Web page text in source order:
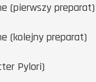
(pierwszy preparat)
(kolejny preparat)
Pylori)